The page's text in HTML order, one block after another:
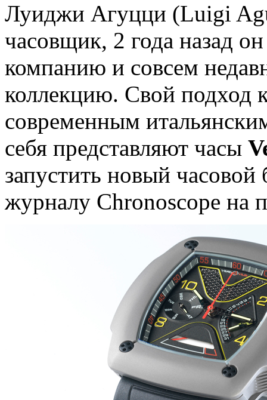
Луиджи Агуцци (Luigi
часовщик, 2 года назад
компанию и совсем
коллекцию. Свой подход
современным
себя представляют часы
запустить новый
журналу Chronoscope на